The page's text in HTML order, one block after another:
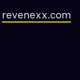
revenexx.com